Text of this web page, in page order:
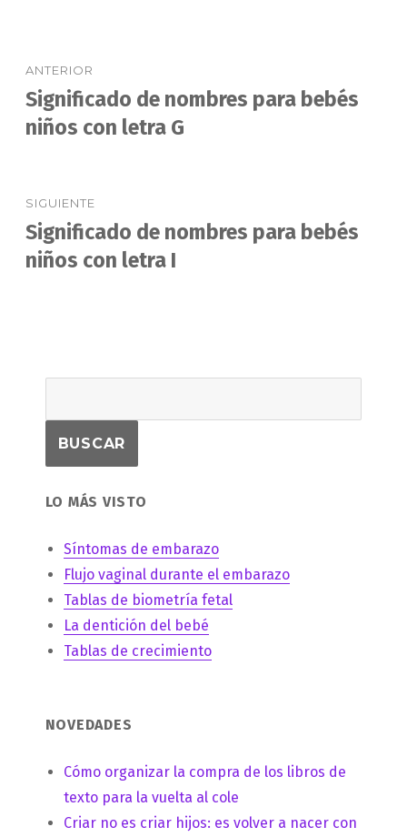
de
entradas
ANTERIOR
Entrada
anterior:
Significado de nombres para bebés
niños con letra G
SIGUIENTE
Entrada
siguiente:
Significado de nombres para bebés
niños con letra I
LO MÁS VISTO
Síntomas de embarazo
Flujo vaginal durante el embarazo
Tablas de biometría fetal
La dentición del bebé
Tablas de crecimiento
NOVEDADES
Cómo organizar la compra de los libros de
texto para la vuelta al cole
Criar no es criar hijos: es volver a nacer con